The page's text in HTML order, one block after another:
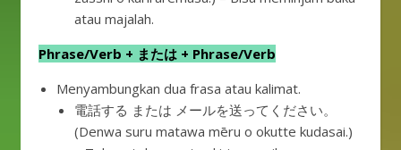
atau majalah.
Phrase/Verb + または + Phrase/Verb
Menyambungkan dua frasa atau kalimat.
電話する または メールを送ってください。
(Denwa suru matawa mēru o okutte kudasai.)